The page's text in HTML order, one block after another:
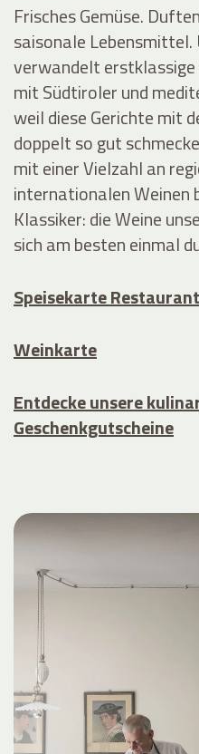
Frisches Gemüse.
saisonale Lebensmittel.
verwandelt
mit Südtiroler und
weil diese Gerichte mit
doppelt so gut
mit einer Vielzahl an
internationalen Weinen
Klassiker: die Weine
sich am besten einmal
Speisekarte
Weinkarte
Entdecke unsere
Geschenkgutscheine